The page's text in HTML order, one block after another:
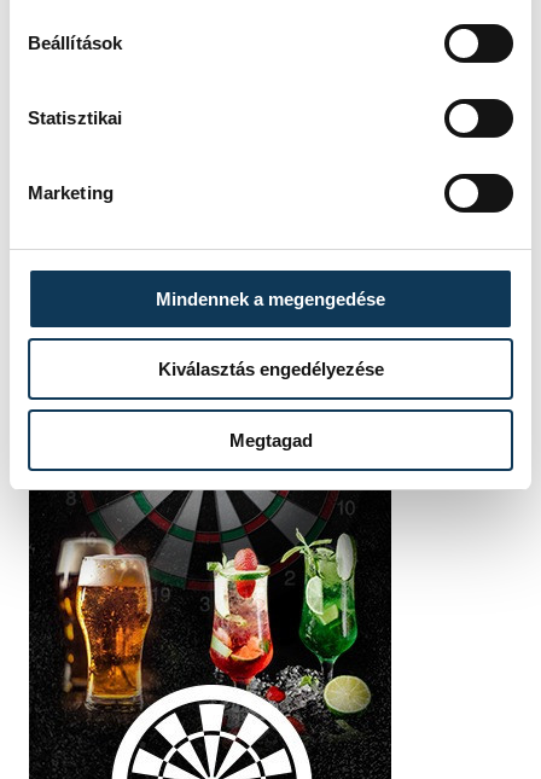
Beállítások
Statisztikai
Marketing
Mindennek a megengedése
Kiválasztás engedélyezése
Megtagad